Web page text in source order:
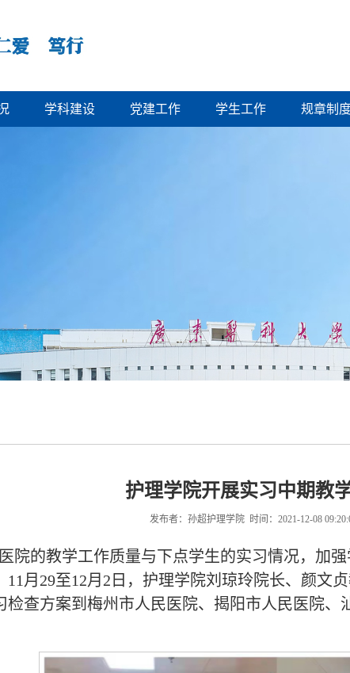
学科建设 党建工作 学生工作 规章制
护理学院开展实习中期教
发布者：孙超护理学院 时间：2021-12-08
院的教学工作质量与下点学生的实习情况，加
11月29至12月2日，护理学院刘琼玲院长、颜文
检查方案到梅州市人民医院、揭阳市人民医院